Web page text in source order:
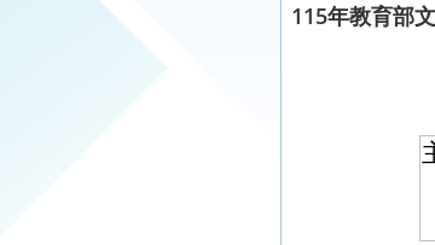
115年教育部